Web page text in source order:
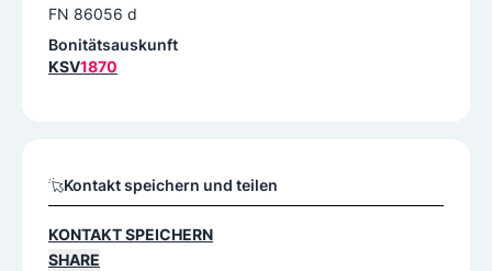
FN 86056 d
Bonitätsauskunft
KSV1870
Kontakt speichern und teilen
KONTAKT SPEICHERN
SHARE